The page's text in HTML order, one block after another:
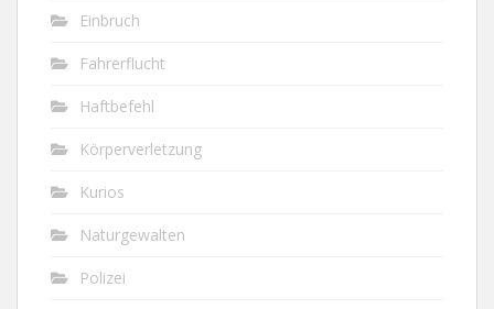
Einbruch
Fahrerflucht
Haftbefehl
Körperverletzung
Kurios
Naturgewalten
Polizei